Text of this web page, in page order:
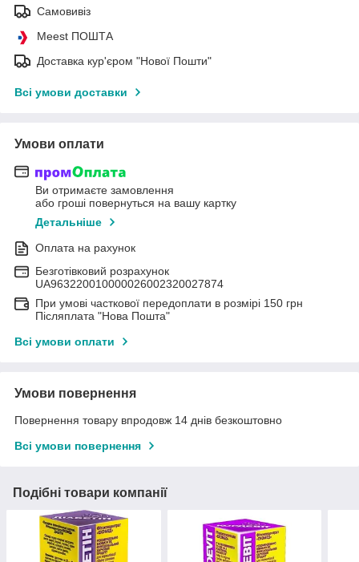
Самовивіз
Meest ПОШТА
Доставка кур'єром "Нової Пошти"
Всі умови доставки
Умови оплати
Ви отримаєте замовлення
або гроші повернуться на вашу картку
Детальніше
Оплата на рахунок
Безготівковий розрахунок
UA963220010000026002320027874
При умові часткової передоплати в розмірі 150 грн
Післяплата "Нова Пошта"
Всі умови оплати
Умови повернення
Повернення товару впродовж 14 днів безкоштовно
Всі умови повернення
Подібні товари компанії